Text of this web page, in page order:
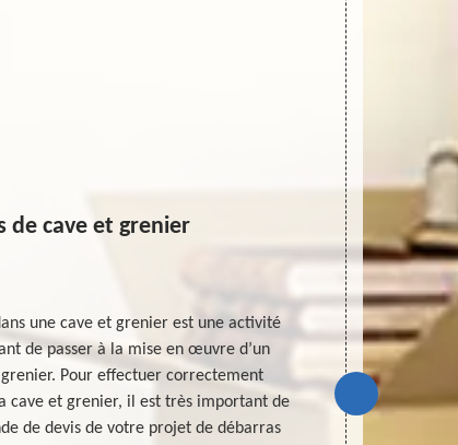
de cave et grenier
une cave et grenier est une activité
de passer à la mise en œuvre d’un
Pour effectuer correctement
cave et grenier, il est très important de
de devis de votre projet de débarras
Si votre
ne vous
débarras
sera